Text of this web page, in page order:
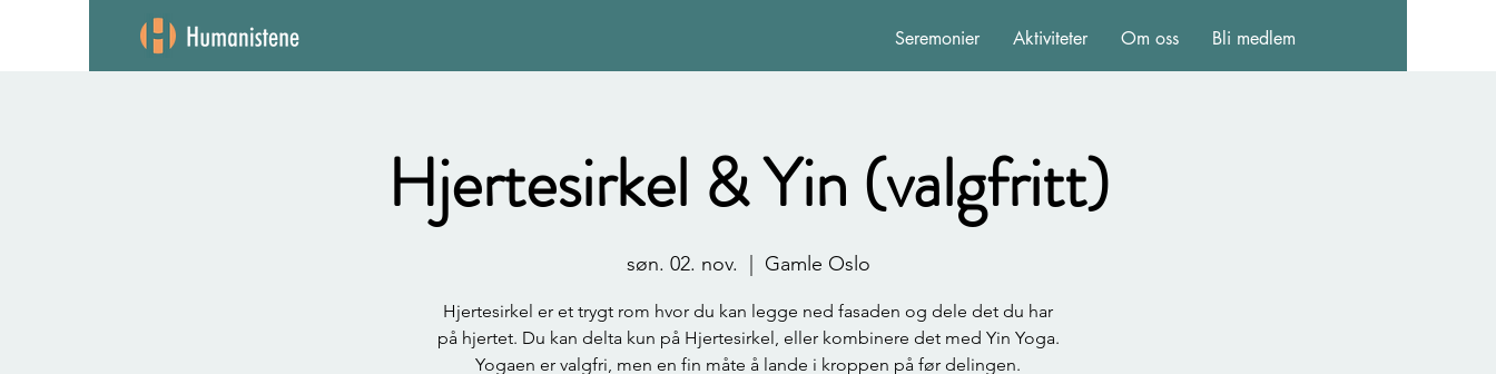
Seremonier Aktiviteter Om oss Bli medlem
Hjertesirkel & Yin (valgfritt)
søn. 02. nov. Gamle Oslo
Hjertesirkel er et trygt rom hvor du kan legge ned fasaden og dele det du har
på hjertet. Du kan delta kun på Hjertesirkel, eller kombinere det med Yin Yoga.
Yogaen er valgfri, men en fin måte å lande i kroppen på før delingen.